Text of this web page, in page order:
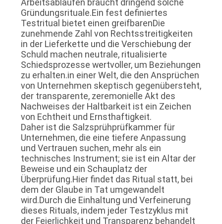
Gründungsrituale.Ein fest definiertes
Testritual bietet einen greifbarenDie
zunehmende Zahl von Rechtsstreitigkeiten
in der Lieferkette und die Verschiebung der
Schuld machen neutrale, ritualisierte
Schiedsprozesse wertvoller, um Beziehungen
zu erhalten.in einer Welt, die den Ansprüchen
von Unternehmen skeptisch gegenübersteht,
der transparente, zeremonielle Akt des
Nachweises der Haltbarkeit ist ein Zeichen
von Echtheit und Ernsthaftigkeit.
Daher ist die Salzsprühprüfkammer für
Unternehmen, die eine tiefere Anpassung
und Vertrauen suchen, mehr als ein
technisches Instrument; sie ist ein Altar der
Beweise und ein Schauplatz der
Überprüfung.Hier findet das Ritual statt, bei
dem der Glaube in Tat umgewandelt
wird.Durch die Einhaltung und Verfeinerung
dieses Rituals, indem jeder Testzyklus mit
der Feierlichkeit und Transparenz behandelt